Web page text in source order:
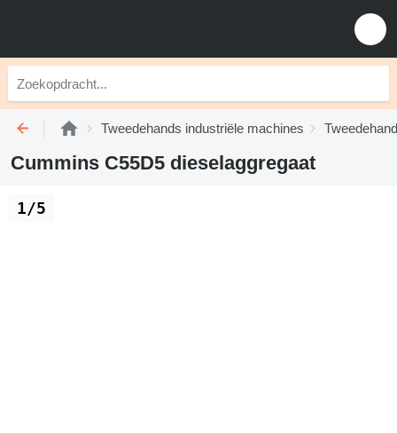
Tweedehands industriële machines
Cummins C55D5 dieselaggregaat
1/5